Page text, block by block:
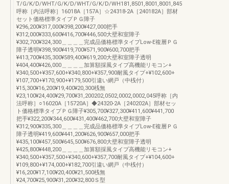
T/G/K/D/WHT/G/K/D/WHT/G/K/D/WH181,8501,8001,8001,845
呼称［内法呼称］16018A［157A］☆24318-2A［240182A］部材
セット価格標準タイプＰＧ障子
¥296,200¥317,000¥398,200¥427,000把手
¥312,000¥333,600¥416,700¥446,500大壁和室障子
¥302,700¥324,300＿＿＿＿完成品価格標準タイプLow-E複層ＰＧ
障子透明¥398,900¥419,700¥571,900¥600,700把手
¥413,700¥435,300¥589,400¥619,200大壁和室障子透明
¥404,400¥426,000＿＿＿＿加算額採風タイプ高機能リモコン+
¥340,500+¥357,600+¥340,800+¥357,900耐風タイプ+¥102,600+
¥107,700+¥170,900+¥179,500引違い網戸（中桟付）
¥15,300¥16,200¥19,400¥20,300桟無
¥23,100¥24,400¥29,700¥31,200202,0502,0002,0002,045呼称［内
法呼称］○16020A［15720A］◆24320-2A［240202A］部材セッ
ト価格標準タイプＰＧ障子¥305,700¥327,300¥411,600¥441,700
把手¥322,200¥344,600¥431,400¥462,700大壁和室障子
¥312,900¥335,300＿＿＿＿完成品価格標準タイプLow-E複層ＰＧ
障子透明¥419,600¥441,200¥626,900¥657,000把手
¥435,100¥457,500¥645,500¥676,800大壁和室障子透明
¥425,800¥448,200＿＿＿＿加算額採風タイプ高機能リモコン+
¥340,500+¥357,500+¥340,600+¥357,700耐風タイプ+¥104,600+
¥109,800+¥174,000+¥182,700引違い網戸（中桟付）
¥16,200¥17,100¥20,400¥21,500桟無
¥24,700¥25,900¥31,200¥32,800Ｓ型